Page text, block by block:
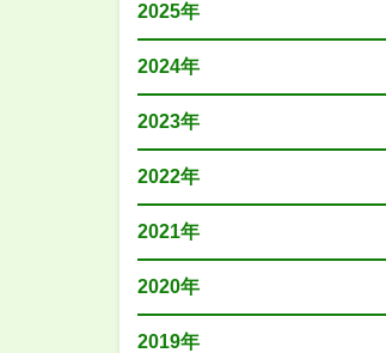
2025年
2024年
2023年
2022年
2021年
2020年
2019年